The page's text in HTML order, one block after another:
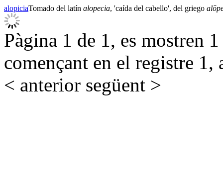
alopiciaTomado del latín alopecia, 'caída del cabello', del griego
Pàgina 1 de 1, es mostren
començant en el registre 1,
< anterior següent >